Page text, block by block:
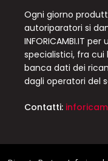
Ogni giorno
autoriparatori si
INFORICAMBI.IT
specialistici, fra cui
banca dati dei
dagli operatori del
Contatti: